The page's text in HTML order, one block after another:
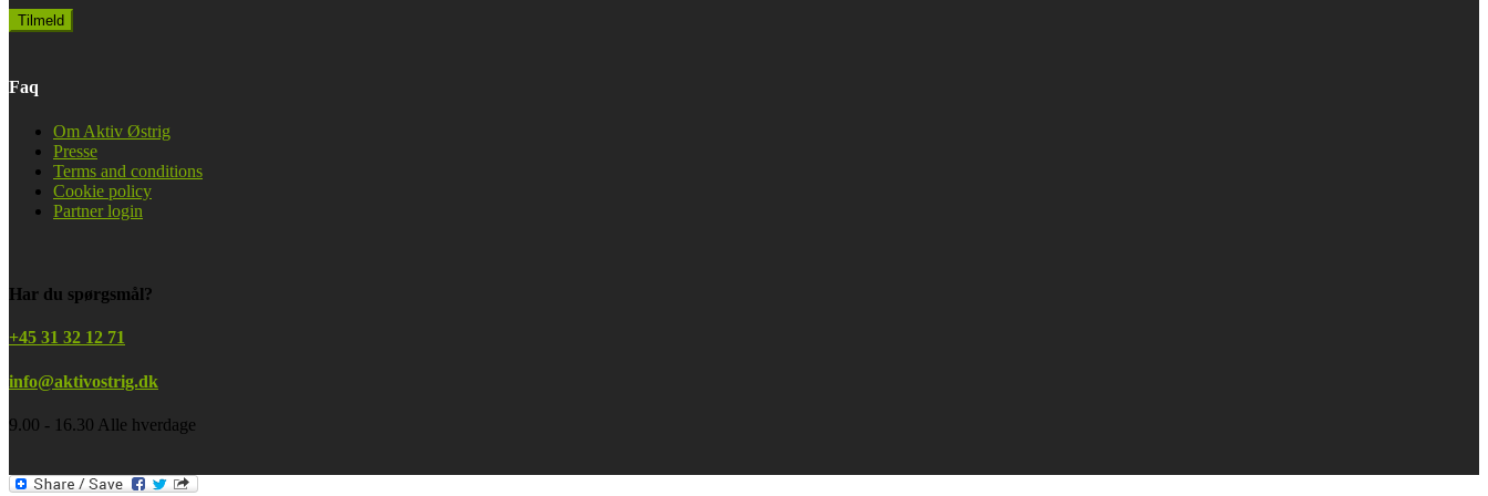
Faq
Om Aktiv Østrig
Presse
Terms and conditions
Cookie policy
Partner login
Har du spørgsmål?
+45 31 32 12 71
info@aktivostrig.dk
9.00 - 16.30 Alle hverdage